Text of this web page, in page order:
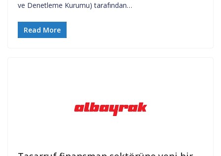
ve Denetleme Kurumu) tarafından…
Read More